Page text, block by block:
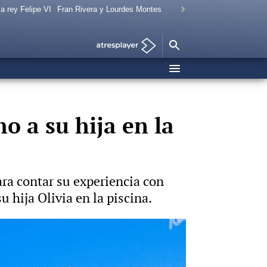
rey Felipe VI Fran Rivera y Lourdes Montes
a su hija en la
contar su experiencia con
hija Olivia en la piscina.